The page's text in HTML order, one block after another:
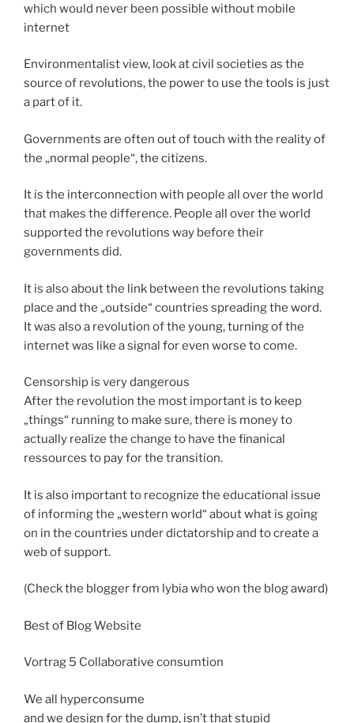
which would never been possible without mobile
internet
Environmentalist view, look at civil societies as the
source of revolutions, the power to use the tools is just
a part of it.
Governments are often out of touch with the reality of
the „normal people“, the citizens.
It is the interconnection with people all over the world
that makes the difference. People all over the world
supported the revolutions way before their
governments did.
It is also about the link between the revolutions taking
place and the „outside“ countries spreading the word.
It was also a revolution of the young, turning of the
internet was like a signal for even worse to come.
Censorship is very dangerous
After the revolution the most important is to keep
„things“ running to make sure, there is money to
actually realize the change to have the finanical
ressources to pay for the transition.
It is also important to recognize the educational issue
of informing the „western world“ about what is going
on in the countries under dictatorship and to create a
web of support.
(Check the blogger from lybia who won the blog award)
Best of Blog Website
Vortrag 5 Collaborative consumtion
We all hyperconsume
and we design for the dump, isn’t that stupid